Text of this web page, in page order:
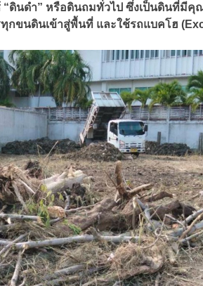
“ดินดำ” หรือดินถมทั่วไป ซึ่งเป็นดินที่
กขนดินเข้าสู่พื้นที่ และใช้รถแบคโฮ